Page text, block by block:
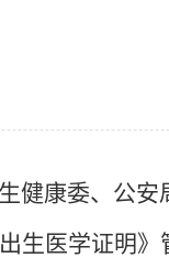
健康委、公
生医学证明